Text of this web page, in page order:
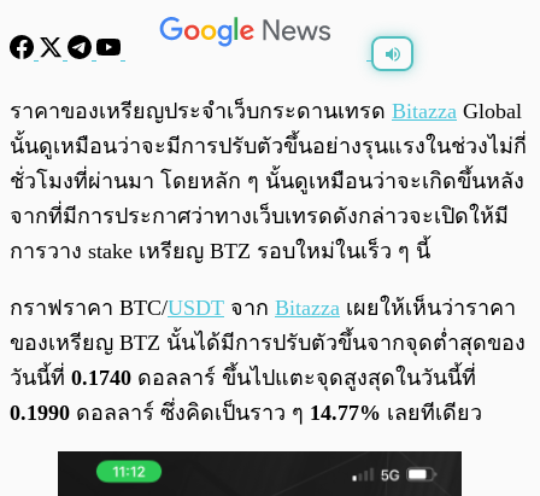
พร้อมเล่น
ราคาของเหรียญประจำเว็บกระดานเทรด Bitazza Global
นั้นดูเหมือนว่าจะมีการปรับตัวขึ้นอย่างรุนแรงในช่วงไม่กี่
ชั่วโมงที่ผ่านมา โดยหลัก ๆ นั้นดูเหมือนว่าจะเกิดขึ้นหลัง
จากที่มีการประกาศว่าทางเว็บเทรดดังกล่าวจะเปิดให้มี
การวาง stake เหรียญ BTZ รอบใหม่ในเร็ว ๆ นี้
กราฟราคา BTC/USDT จาก Bitazza เผยให้เห็นว่าราคา
ของเหรียญ BTZ นั้นได้มีการปรับตัวขึ้นจากจุดต่ำสุดของ
วันนี้ที่ 0.1740 ดอลลาร์ ขึ้นไปแตะจุดสูงสุดในวันนี้ที่
0.1990 ดอลลาร์ ซึ่งคิดเป็นราว ๆ 14.77% เลยทีเดียว